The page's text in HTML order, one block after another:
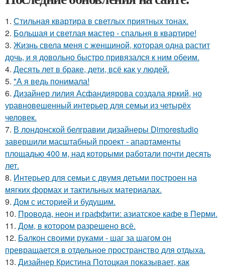
1. Стильная квартира в светлых приятных тонах.
2. Большая и светлая мастер - спальня в квартире!
3. Жизнь свела меня с женщиной, которая одна растит
дочь, и я довольно быстро привязался к ним обеим.
4. Десять лет в браке, дети, всё как у людей.
5. "А я ведь понимала!
6. Дизайнер лилия Асфандиярова создала яркий, но
уравновешенный интерьер для семьи из четырёх
человек.
7. В лондонской белгравии дизайнеры Dimorestudio
завершили масштабный проект - апартаменты
площадью 400 м, над которыми работали почти десять
лет.
8. Интерьер для семьи с двумя детьми построен на
мягких формах и тактильных материалах.
9. Дом с историей и будущим.
10. Провода, неон и граффити: азиатское кафе в Перми.
11. Дом, в котором разрешено всё.
12. Балкон своими руками - шаг за шагом он
превращается в отдельное пространство для отдыха.
13. Дизайнер Кристина Потоцкая показывает, как